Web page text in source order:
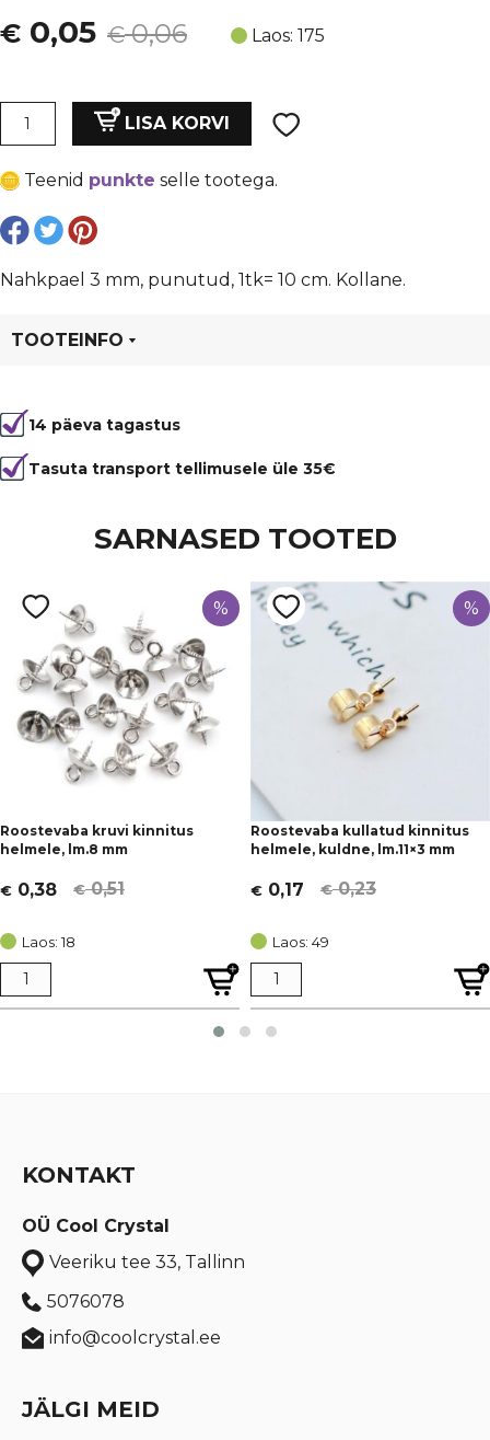
€0,06
Algne
oli:
€ 0,06.
€ 0,05
Current
is:
€ 0,05.
Laos: 175
Nahkpael
punutud,
1tk=
10
Kollane
LISA KORVI
Teenid punkte selle tootega.
Nahkpael 3 mm, punutud, 1tk= 10 cm. Kollane.
TOOTEINFO
Värvus
Kollane
Laius
3 mm
14 päeva tagastus
Tasuta transport tellimusele üle 35€
SARNASED TOOTED
%
Roostevaba kruvi kinnitus
helmele, lm.8 mm
€0,51
Algne
oli:
€ 0,51.
€ 0,38
Current
is:
€ 0,38.
Laos: 18
%
Roostevaba kullatud kinnitus
helmele, kuldne, lm.11×3 mm
€0,23
Algne
oli:
€ 0,23.
€ 0,17
Current
is:
€ 0,17.
Laos: 49
KONTAKT
OÜ Cool Crystal
Veeriku tee 33, Tallinn
5076078
info@coolcrystal.ee
JÄLGI MEID